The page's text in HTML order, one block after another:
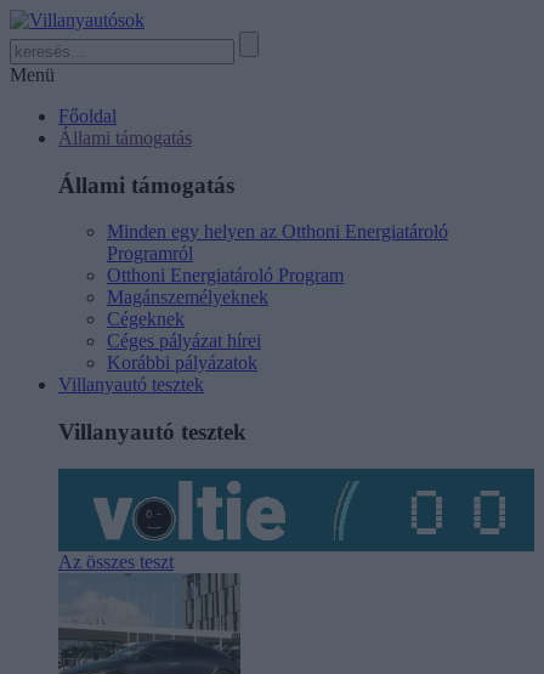
Menü
Főoldal
Állami támogatás
Állami támogatás
Minden egy helyen az Otthoni Energiatároló
Programról
Otthoni Energiatároló Program
Magánszemélyeknek
Cégeknek
Céges pályázat hírei
Korábbi pályázatok
Villanyautó tesztek
Villanyautó tesztek
Az összes teszt